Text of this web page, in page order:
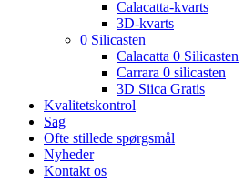
Calacatta-kvarts
3D-kvarts
0 Silicasten
Calacatta 0 Silicasten
Carrara 0 silicasten
3D Siica Gratis
Kvalitetskontrol
Sag
Ofte stillede spørgsmål
Nyheder
Kontakt os